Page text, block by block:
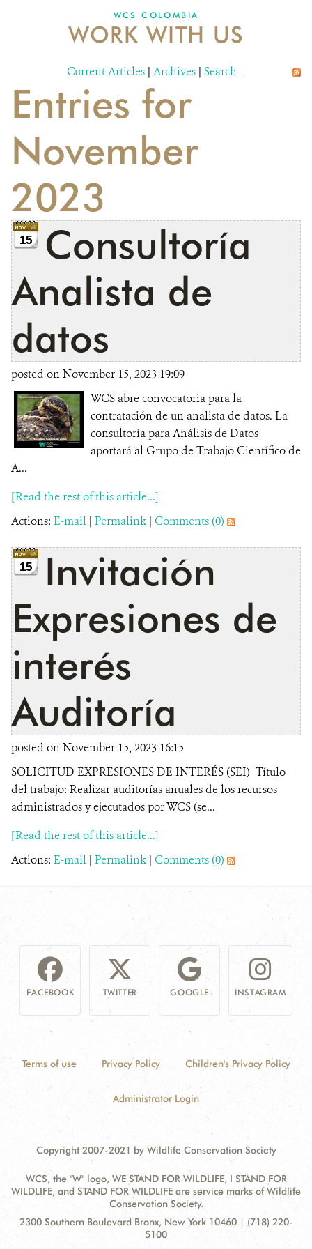
NEWS
PUBLICATIONS
ANNUAL REPORT WCS COLOMBIA
GRIEVANCE REDRESS MECHANISM
DONATE
WCS COLOMBIA
WORK WITH US
Current Articles | Archives | Search
Entries for
November
2023
15
Consultoría
Analista de
datos
posted on November 15, 2023 19:09
WCS abre convocatoria para la
contratación de un analista de datos. La
consultoría para Análisis de Datos
aportará al Grupo de Trabajo Científico de
A...
[Read the rest of this article...]
Actions: E-mail | Permalink | Comments (0)
15
Invitación
Expresiones de
interés
Auditoría
posted on November 15, 2023 16:15
SOLICITUD EXPRESIONES DE INTERÉS (SEI) Título
del trabajo: Realizar auditorías anuales de los recursos
administrados y ejecutados por WCS (se...
[Read the rest of this article...]
Actions: E-mail | Permalink | Comments (0)
FACEBOOK TWITTER GOOGLE INSTAGRAM
Terms of use Privacy Policy Children's Privacy Policy
Administrator Login
Copyright 2007-2021 by Wildlife Conservation Society
WCS, the "W" logo, WE STAND FOR WILDLIFE, I STAND FOR
WILDLIFE, and STAND FOR WILDLIFE are service marks of Wildlife
Conservation Society.
Contact
Address:
2300 Southern Boulevard Bronx, New York 10460 | (718) 220-
5100